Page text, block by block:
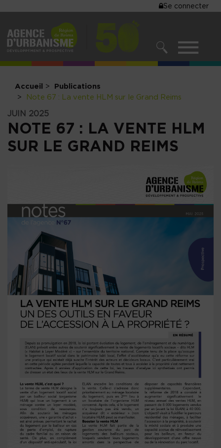
contenu
principal
MENU
DE
Se connecter
MENU
Accueil Publications
Note 67 : La vente HLM sur le Grand Reims
JUIN 2025
NOTE 67 : LA VENTE HLM
SUR LE GRAND REIMS